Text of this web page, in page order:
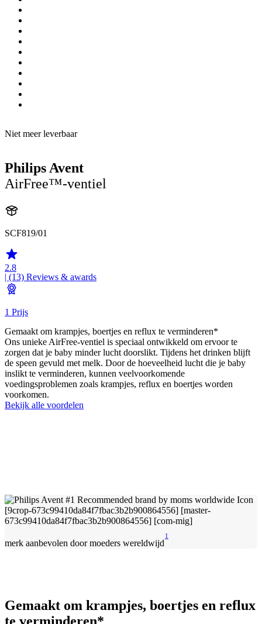
Niet meer leverbaar
Philips Avent
AirFree™-ventiel
SCF819/01
2.8
| (13) Reviews & awards
1 Prijs
Gemaakt om krampjes, boertjes en reflux te verminderen*
Ons unieke AirFree-ventiel is speciaal ontwikkeld om ervoor te
zorgen dat je baby minder lucht doorslikt. Tijdens het drinken blijft
de speen gevuld met melk. Door de hoeveelheid lucht die je baby
inslikt te verminderen, kunnen veelvoorkomende
voedingsproblemen zoals krampjes, reflux en boertjes worden
voorkomen.
Bekijk alle voordelen
merk aanbevolen door moeders wereldwijd
1
Gemaakt om krampjes, boertjes en reflux